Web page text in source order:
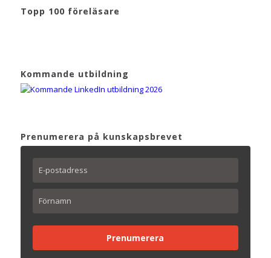
Topp 100 föreläsare
Kommande utbildning
Prenumerera på kunskapsbrevet
Prenumerera